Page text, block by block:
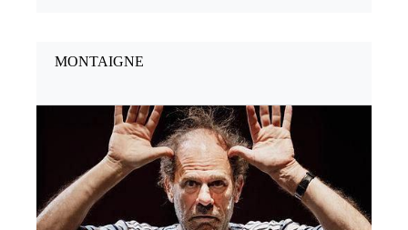
MONTAIGNE